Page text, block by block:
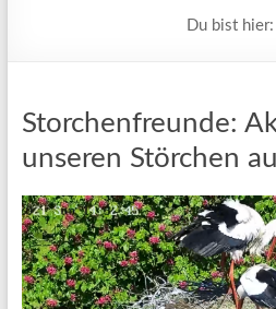
Du bist hier:
Storchenfreunde:
unseren Störchen